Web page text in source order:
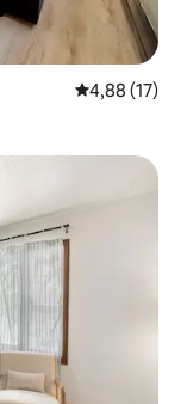
Calificación
4,88 (17)